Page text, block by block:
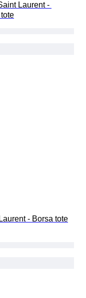
Laurent -
- Borsa tote